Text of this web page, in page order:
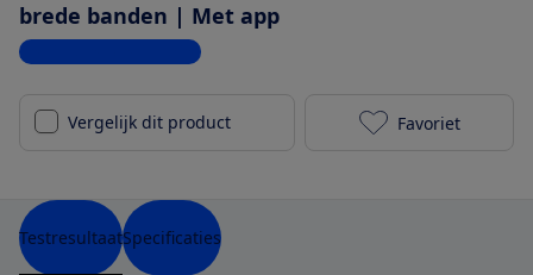
brede banden | Met app
Bekijk alle specificaties
Vergelijk dit product Kalkhoff
Favoriet
TestresultaatSpecificaties